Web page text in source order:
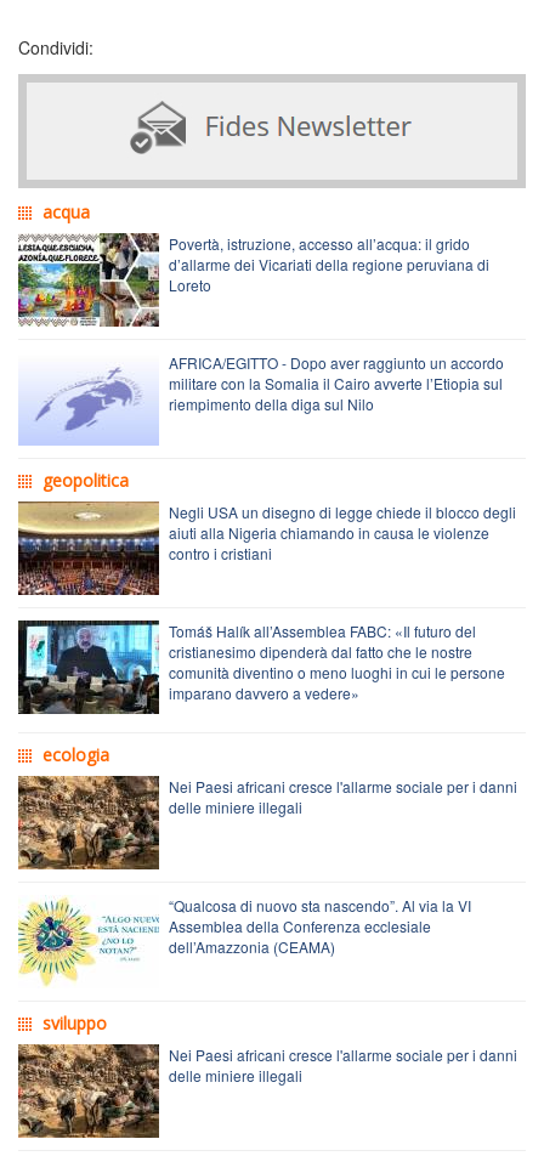
Condividi:
acqua
Povertà, istruzione, accesso all’acqua: il grido
d’allarme dei Vicariati della regione peruviana di
Loreto
AFRICA/EGITTO - Dopo aver raggiunto un accordo
militare con la Somalia il Cairo avverte l’Etiopia sul
riempimento della diga sul Nilo
geopolitica
Negli USA un disegno di legge chiede il blocco degli
aiuti alla Nigeria chiamando in causa le violenze
contro i cristiani
Tomáš Halík all’Assemblea FABC: «Il futuro del
cristianesimo dipenderà dal fatto che le nostre
comunità diventino o meno luoghi in cui le persone
imparano davvero a vedere»
ecologia
Nei Paesi africani cresce l'allarme sociale per i danni
delle miniere illegali
“Qualcosa di nuovo sta nascendo”. Al via la VI
Assemblea della Conferenza ecclesiale
dell’Amazzonia (CEAMA)
sviluppo
Nei Paesi africani cresce l'allarme sociale per i danni
delle miniere illegali